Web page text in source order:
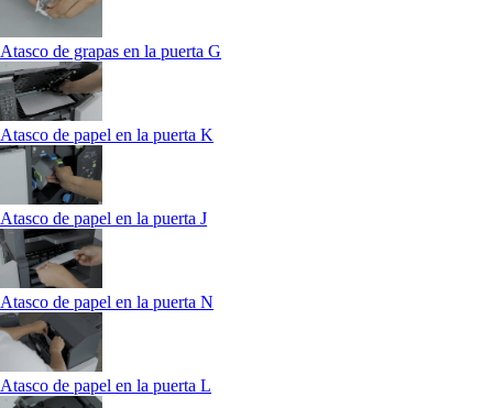
Atasco de grapas en la puerta G
Atasco de papel en la puerta K
Atasco de papel en la puerta J
Atasco de papel en la puerta N
Atasco de papel en la puerta L